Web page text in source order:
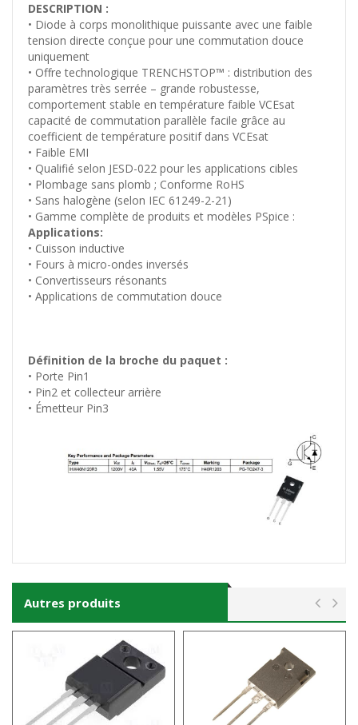
DESCRIPTION :
• Diode à corps monolithique puissante avec une faible
tension directe conçue pour une commutation douce
uniquement
• Offre technologique TRENCHSTOP™ : distribution des
paramètres très serrée – grande robustesse,
comportement stable en température faible VCEsat
capacité de commutation parallèle facile grâce au
coefficient de température positif dans VCEsat
• Faible EMI
• Qualifié selon JESD-022 pour les applications cibles
• Plombage sans plomb ; Conforme RoHS
• Sans halogène (selon IEC 61249-2-21)
• Gamme complète de produits et modèles PSpice :
Applications:
• Cuisson inductive
• Fours à micro-ondes inversés
• Convertisseurs résonants
• Applications de commutation douce
Définition de la broche du paquet :
• Porte Pin1
• Pin2 et collecteur arrière
• Émetteur Pin3
Autres produits